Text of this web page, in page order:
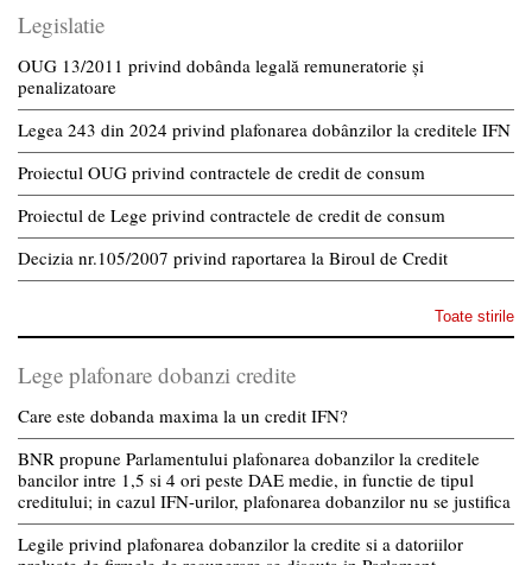
Legislatie
OUG 13/2011 privind dobânda legală remuneratorie și
penalizatoare
Legea 243 din 2024 privind plafonarea dobânzilor la creditele IFN
Proiectul OUG privind contractele de credit de consum
Proiectul de Lege privind contractele de credit de consum
Decizia nr.105/2007 privind raportarea la Biroul de Credit
Toate stirile
Lege plafonare dobanzi credite
Care este dobanda maxima la un credit IFN?
BNR propune Parlamentului plafonarea dobanzilor la creditele
bancilor intre 1,5 si 4 ori peste DAE medie, in functie de tipul
creditului; in cazul IFN-urilor, plafonarea dobanzilor nu se justifica
Legile privind plafonarea dobanzilor la credite si a datoriilor